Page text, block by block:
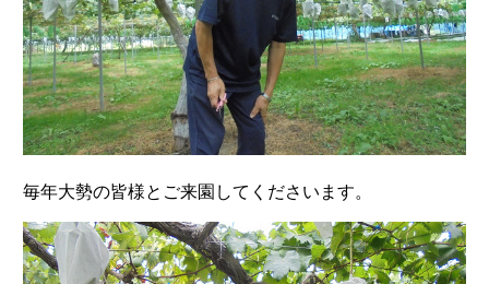
毎年大勢の皆様とご来園してくださいます。